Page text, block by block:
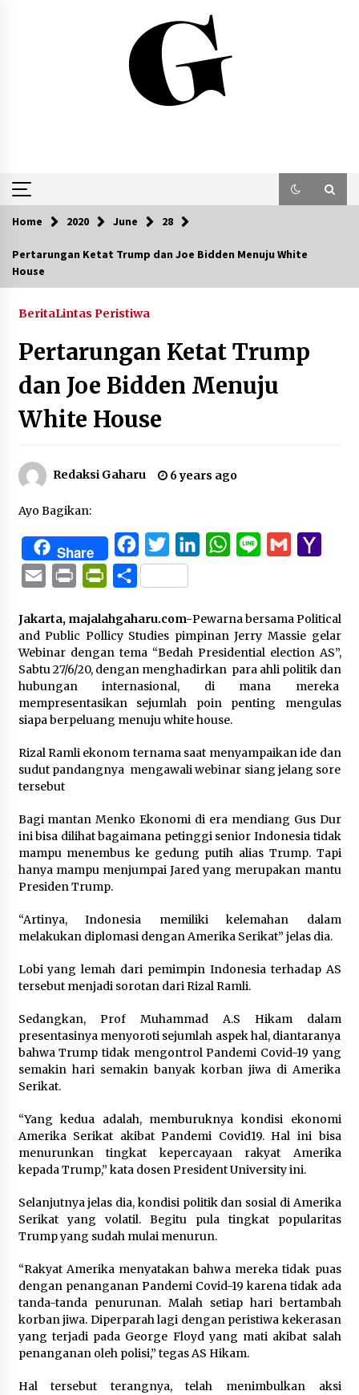
Home 2020 June 28
Pertarungan Ketat Trump dan Joe Bidden Menuju White
House
BeritaLintas Peristiwa
Pertarungan Ketat Trump
dan Joe Bidden Menuju
White House
Redaksi Gaharu 6 years ago
Ayo Bagikan:
Share FacebookTwitterLinkedInWhatsApp
Line Gmail
Email Print PrintFriendly
Share
Jakarta, majalahgaharu.com-Pewarna bersama Political
and Public Pollicy Studies pimpinan Jerry Massie gelar
Webinar dengan tema “Bedah Presidential election AS”,
Sabtu 27/6/20, dengan menghadirkan para ahli politik dan
hubungan internasional, di mana mereka
mempresentasikan sejumlah poin penting mengulas
siapa berpeluang menuju white house.
Rizal Ramli ekonom ternama saat menyampaikan ide dan
sudut pandangnya mengawali webinar siang jelang sore
tersebut
Bagi mantan Menko Ekonomi di era mendiang Gus Dur
ini bisa dilihat bagaimana petinggi senior Indonesia tidak
mampu menembus ke gedung putih alias Trump. Tapi
hanya mampu menjumpai Jared yang merupakan mantu
Presiden Trump.
“Artinya, Indonesia memiliki kelemahan dalam
melakukan diplomasi dengan Amerika Serikat” jelas dia.
Lobi yang lemah dari pemimpin Indonesia terhadap AS
tersebut menjadi sorotan dari Rizal Ramli.
Sedangkan, Prof Muhammad A.S Hikam dalam
presentasinya menyoroti sejumlah aspek hal, diantaranya
bahwa Trump tidak mengontrol Pandemi Covid-19 yang
semakin hari semakin banyak korban jiwa di Amerika
Serikat.
“Yang kedua adalah, memburuknya kondisi ekonomi
Amerika Serikat akibat Pandemi Covid19. Hal ini bisa
menurunkan tingkat kepercayaan rakyat Amerika
kepada Trump,” kata dosen President University ini.
Selanjutnya jelas dia, kondisi politik dan sosial di Amerika
Serikat yang volatil. Begitu pula tingkat popularitas
Trump yang sudah mulai menurun.
“Rakyat Amerika menyatakan bahwa mereka tidak puas
dengan penanganan Pandemi Covid-19 karena tidak ada
tanda-tanda penurunan. Malah setiap hari bertambah
korban jiwa. Diperparah lagi dengan peristiwa kekerasan
yang terjadi pada George Floyd yang mati akibat salah
penanganan oleh polisi,” tegas AS Hikam.
Hal tersebut terangnya, telah menimbulkan aksi